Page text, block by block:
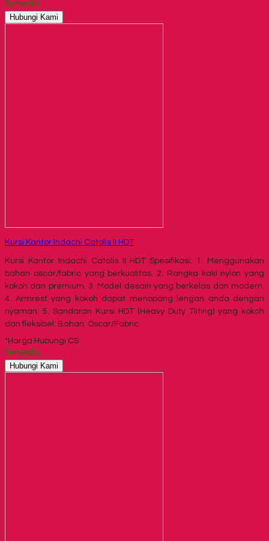
Tersedia
Hubungi Kami
Kursi Kantor Indachi Catolis II HDT
Kursi Kantor Indachi Catolis II HDT Spesifikasi: 1. Menggunakan
bahan oscar/fabric yang berkualitas. 2. Rangka kaki nylon yang
kokoh dan premium. 3. Model desain yang berkelas dan modern.
4. Armrest yang kokoh dapat menopang lengan anda dengan
nyaman. 5. Sandaran Kursi HDT (Heavy Duty Tilting) yang kokoh
dan fleksibel. Bahan: Oscar/Fabric
*Harga Hubungi CS
Tersedia
Hubungi Kami